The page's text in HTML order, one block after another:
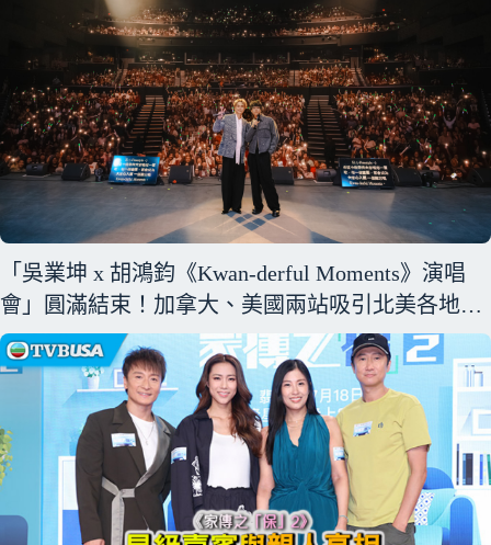
「吳業坤 x 胡鴻鈞《Kwan-derful Moments》演唱
會」圓滿結束！加拿大、美國兩站吸引北美各地樂
迷以歌聲與友情共創難忘回憶